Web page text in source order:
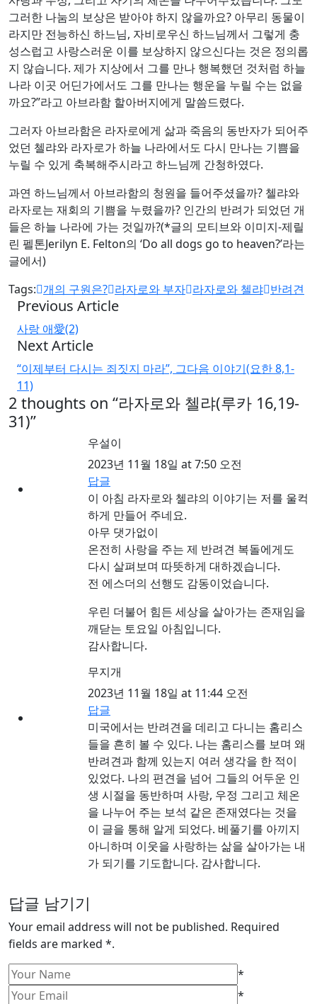
그러한 나눔의 보상은 받아야 하지 않을까요? 아무리 동물이
라지만 전능하신 하느님, 자비로우신 하느님께서 그렇게 충
성스럽고 사랑스러운 이를 보상하지 않으신다는 것은 정의롭
지 않습니다. 제가 지상에서 그를 만나 행복했던 것처럼 하늘
나라 이곳 어딘가에서도 그를 만나는 행운을 누릴 수는 없을
까요?”라고 아브라함 할아버지에게 말씀드렸다.
그러자 아브라함은 라자로에게 삶과 죽음의 동반자가 되어주
었던 첼랴와 라자로가 하늘 나라에서도 다시 만나는 기쁨을
누릴 수 있게 축복해주시라고 하느님께 간청하였다.
과연 하느님께서 아브라함의 청원을 들어주셨을까? 첼랴와
라자로는 재회의 기쁨을 누렸을까? 인간의 반려가 되었던 개
들은 하늘 나라에 가는 것일까?(*글의 모티브와 이미지-제릴
린 펠톤Jerilyn E. Felton의 ‘Do all dogs go to heaven?’라는
글에서)
Tags: 개의 구원은? 라자로와 부자 라자로와 첼랴 반려견
Previous Article
사랑 애愛(2)
Next Article
“이제부터 다시는 죄짓지 마라”, 그다음 이야기(요한 8,1-
11)
2 thoughts on “라자로와 첼랴(루카 16,19-
31)”
우설이
2023년 11월 18일 at 7:50 오전
답글
이 아침 라자로와 첼랴의 이야기는 저를 울컥
하게 만들어 주네요.
아무 댓가없이
온전히 사랑을 주는 제 반려견 복돌에게도
다시 살펴보며 따뜻하게 대하겠습니다.
전 에스더의 선행도 감동이었습니다.
우린 더불어 힘든 세상을 살아가는 존재임을
깨닫는 토요일 아침입니다.
감사합니다.
무지개
2023년 11월 18일 at 11:44 오전
답글
미국에서는 반려견을 데리고 다니는 홈리스
들을 흔히 볼 수 있다. 나는 홈리스를 보며 왜
반려견과 함께 있는지 여러 생각을 한 적이
있었다. 나의 편견을 넘어 그들의 어두운 인
생 시절을 동반하며 사랑, 우정 그리고 체온
을 나누어 주는 보석 같은 존재였다는 것을
이 글을 통해 알게 되었다. 베풀기를 아끼지
아니하며 이웃을 사랑하는 삶을 살아가는 내
가 되기를 기도합니다. 감사합니다.
답글 남기기
Your email address will not be published. Required
fields are marked *.
*
*